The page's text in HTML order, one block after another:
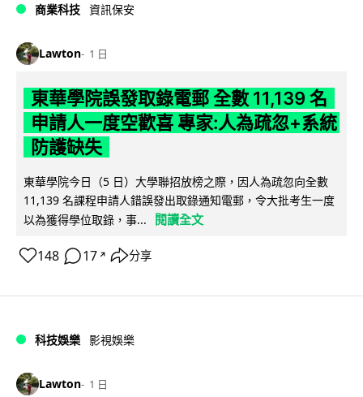
商業科技 資訊保安
Lawton 1 日
東華學院誤發取錄電郵 全數 11,139 名
申請人一度空歡喜 專家:人為疏忽+系統
防護缺失
東華學院今日（5 日）大學聯招放榜之際，因人為疏忽向全數
11,139 名課程申請人錯誤發出取錄通知電郵，令大批考生一度
以為獲得學位取錄，事...
閱讀全文
148 17 ↗ 分享
科技娛樂 影視娛樂
Lawton 1 日